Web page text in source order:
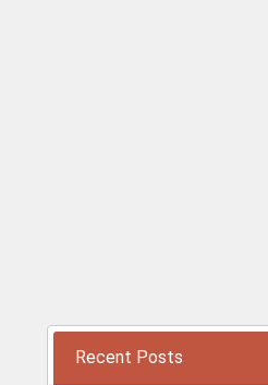
Recent Posts